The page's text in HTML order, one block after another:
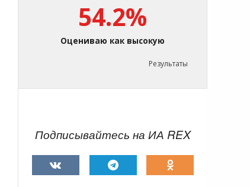
54.2%
Оцениваю как высокую
Результаты
Подписывайтесь на ИА REX